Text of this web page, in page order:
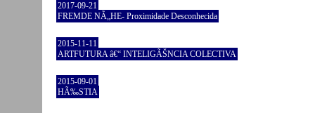
2017-09-21
FREMDE NÃ„HE- Proximidade Desconhecida
2015-11-11
ARTFUTURA â€“ INTELIGÃŠNCIA COLECTIVA
2015-09-01
HÃ‰STIA